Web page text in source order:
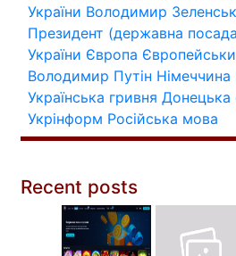
України Володимир
Президент (державна
України Європа
Володимир Путін Німеччина
Українська гривня Донецька
Укрінформ Російська мова
Recent posts